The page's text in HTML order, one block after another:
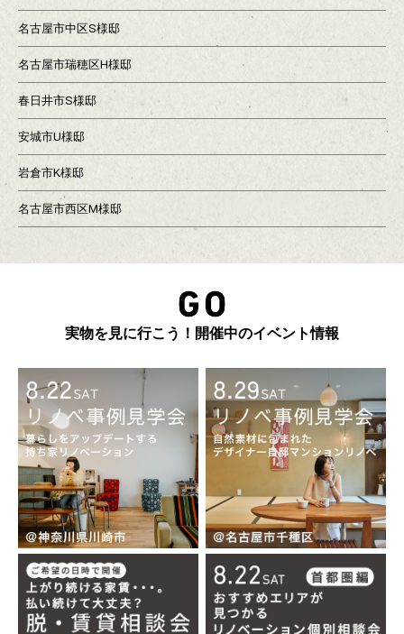
名古屋市中区S様邸
名古屋市瑞穂区H様邸
春日井市S様邸
安城市U様邸
岩倉市K様邸
名古屋市西区M様邸
実物を見に行こう！開催中のイベント情報